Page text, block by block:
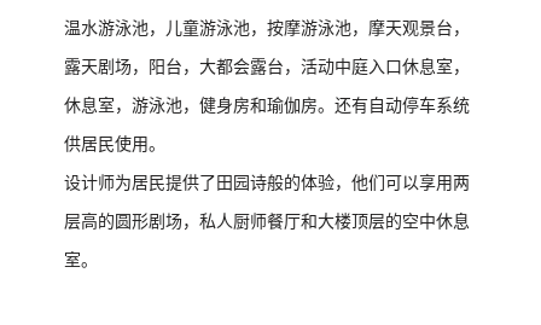
温水游泳池，儿童游泳池，按摩游泳池，摩天观景台，
露天剧场，阳台，大都会露台，活动中庭入口休息室，
休息室，游泳池，健身房和瑜伽房。还有自动停车系统
供居民使用。
设计师为居民提供了田园诗般的体验，他们可以享用两
层高的圆形剧场，私人厨师餐厅和大楼顶层的空中休息
室。